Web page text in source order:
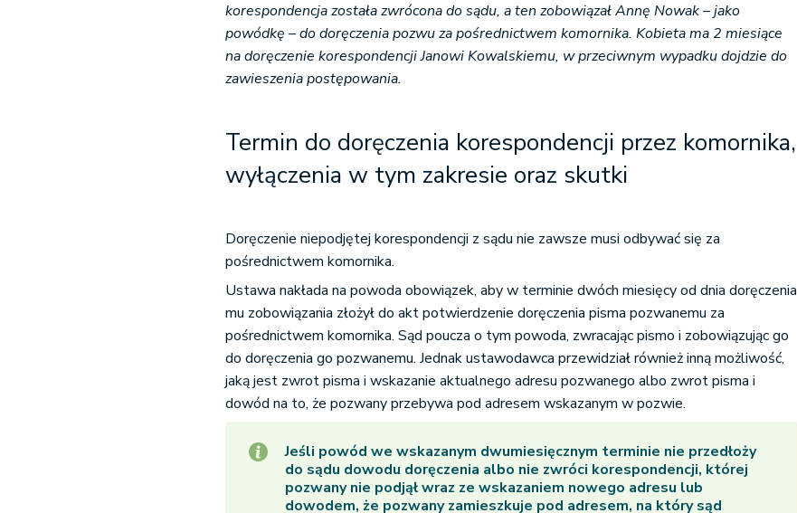
korespondencja została zwrócona do sądu, a ten zobowiązał Annę Nowak – jako
powódkę – do doręczenia pozwu za pośrednictwem komornika. Kobieta ma 2 miesiące
na doręczenie korespondencji Janowi Kowalskiemu, w przeciwnym wypadku dojdzie do
zawieszenia postępowania.
Termin do doręczenia korespondencji przez komornika,
wyłączenia w tym zakresie oraz skutki
Doręczenie niepodjętej korespondencji z sądu nie zawsze musi odbywać się za
pośrednictwem komornika.
Ustawa nakłada na powoda obowiązek, aby w terminie dwóch miesięcy od dnia doręczenia
mu zobowiązania złożył do akt potwierdzenie doręczenia pisma pozwanemu za
pośrednictwem komornika. Sąd poucza o tym powoda, zwracając pismo i zobowiązując go
do doręczenia go pozwanemu. Jednak ustawodawca przewidział również inną możliwość,
jaką jest zwrot pisma i wskazanie aktualnego adresu pozwanego albo zwrot pisma i
dowód na to, że pozwany przebywa pod adresem wskazanym w pozwie.
Jeśli powód we wskazanym dwumiesięcznym terminie nie przedłoży
do sądu dowodu doręczenia albo nie zwróci korespondencji, której
pozwany nie podjął wraz ze wskazaniem nowego adresu lub
dowodem, że pozwany zamieszkuje pod adresem, na który sąd